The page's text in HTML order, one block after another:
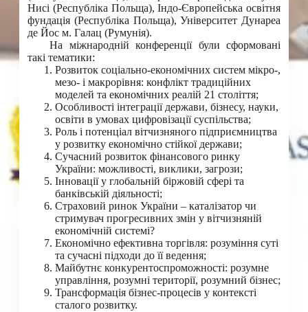
Нисі (Республіка Польща), Індо-Європейська освітня
фундація (Республіка Польща), Університет Дунареа
де Йос м. Галац (Румунія).
На міжнародній конференції були сформовані
такі тематики:
Розвиток соціально-економічних систем мікро-,
мезо- і макрорівня: конфлікт традиційних
моделей та економічних реалій 21 століття;
Особливості інтеграції держави, бізнесу, науки,
освіти в умовах цифровізації суспільства;
Роль і потенціал вітчизняного підприємництва
у розвитку економічно стійкої держави;
Сучасний розвиток фінансового ринку
України: можливості, виклики, загрози;
Інновації у глобальній біржовій сфері та
банківській діяльності;
Страховий ринок України – каталізатор чи
стримувач прогресивних змін у вітчизняній
економічній системі?
Економічно ефективна торгівля: розуміння суті
та сучасні підходи до її ведення;
Майбутнє конкурентоспроможності: розумне
управління, розумні території, розумний бізнес;
Трансформація бізнес-процесів у контексті
сталого розвитку.